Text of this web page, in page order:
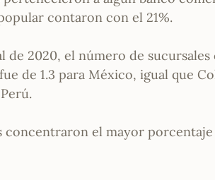
contaron con el 21%.
2020, el número de
de 1.3 para México, igual que
concentraron el mayor